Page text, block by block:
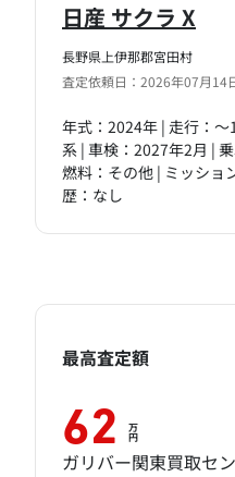
長野県上伊那郡宮田村
査定依頼日：2026年07月14
日産 サクラ X
年式：2024年 | 走行：
系 | 車検：2027年2月 |
燃料：その他 | ミッショ
歴：なし
最高査定額
62 万
円
ガリバー関東買取セ